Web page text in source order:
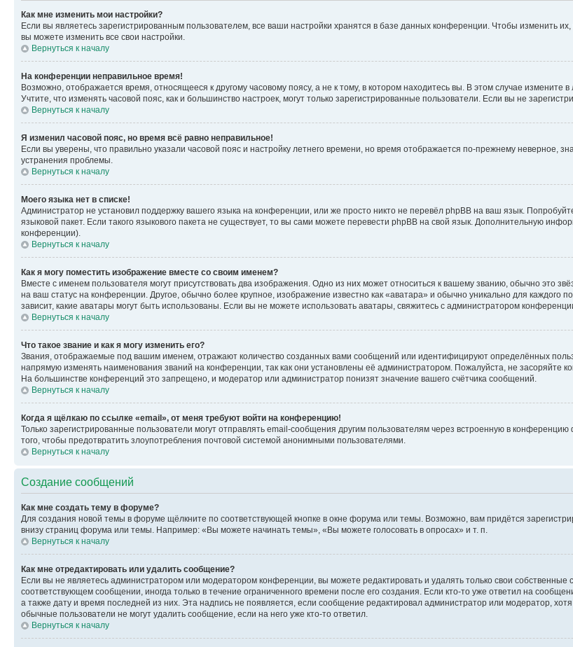
Как мне изменить мои настройки?
Если вы являетесь зарегистрированным пользователем, все ваши настройки хранятся в базе данных конференции. Чтобы изменить
вы можете изменить все свои настройки.
Вернуться к началу
На конференции неправильное время!
Возможно, отображается время, относящееся к другому часовому поясу, а не к тому, в котором находитесь вы. В этом случае измените
Учтите, что изменять часовой пояс, как и большинство настроек, могут только зарегистрированные пользователи. Если вы не
Вернуться к началу
Я изменил часовой пояс, но время всё равно неправильное!
Если вы уверены, что правильно указали часовой пояс и настройку летнего времени, но время отображается по-прежнему неверное,
устранения проблемы.
Вернуться к началу
Моего языка нет в списке!
Администратор не установил поддержку вашего языка на конференции, или же просто никто не перевёл phpBB на ваш язык.
языковой пакет. Если такого языкового пакета не существует, то вы сами можете перевести phpBB на свой язык. Дополнительную
конференции).
Вернуться к началу
Как я могу поместить изображение вместе со своим именем?
Вместе с именем пользователя могут присутствовать два изображения. Одно из них может относиться к вашему званию, обычно это
на ваш статус на конференции. Другое, обычно более крупное, изображение известно как «аватара» и обычно уникально для каждого
зависит, какие аватары могут быть использованы. Если вы не можете использовать аватары, свяжитесь с администратором
Вернуться к началу
Что такое звание и как я могу изменить его?
Звания, отображаемые под вашим именем, отражают количество созданных вами сообщений или идентифицируют определённых
напрямую изменять наименования званий на конференции, так как они установлены её администратором. Пожалуйста, не засоряйте
На большинстве конференций это запрещено, и модератор или администратор понизят значение вашего счётчика сообщений.
Вернуться к началу
Когда я щёлкаю по ссылке «email», от меня требуют войти на конференцию!
Только зарегистрированные пользователи могут отправлять email-сообщения другим пользователям через встроенную в
того, чтобы предотвратить злоупотребления почтовой системой анонимными пользователями.
Вернуться к началу
Создание сообщений
Как мне создать тему в форуме?
Для создания новой темы в форуме щёлкните по соответствующей кнопке в окне форума или темы. Возможно, вам придётся
внизу страниц форума или темы. Например: «Вы можете начинать темы», «Вы можете голосовать в опросах» и т. п.
Вернуться к началу
Как мне отредактировать или удалить сообщение?
Если вы не являетесь администратором или модератором конференции, вы можете редактировать и удалять только свои
соответствующем сообщении, иногда только в течение ограниченного времени после его создания. Если кто-то уже ответил на
а также дату и время последней из них. Эта надпись не появляется, если сообщение редактировал администратор или модератор,
обычные пользователи не могут удалить сообщение, если на него уже кто-то ответил.
Вернуться к началу